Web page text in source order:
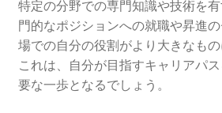
特定の分野での専門知識や技術を
門的なポジションへの就職や昇進
場での自分の役割がより大きなもの
これは、自分が目指すキャリアパ
要な一歩となるでしょう。